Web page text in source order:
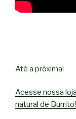
Até a próxima!
Acesse nossa
natural de Burrito!